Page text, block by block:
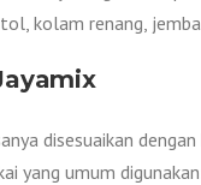
kolam renang,
disesuaikan
yang umum